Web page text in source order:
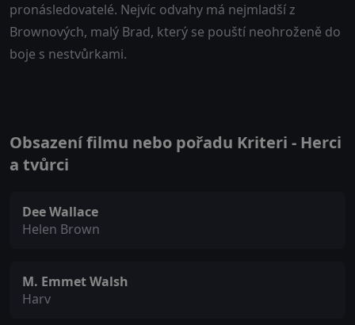
pronásledovatelé. Nejvíc odvahy má nejmladší z
Brownových, malý Brad, který se pouští neohroženě do
boje s nestvůrkami.
Obsazení filmu nebo pořadu Kriteri - Herci
a tvůrci
Dee Wallace
Helen Brown
M. Emmet Walsh
Harv